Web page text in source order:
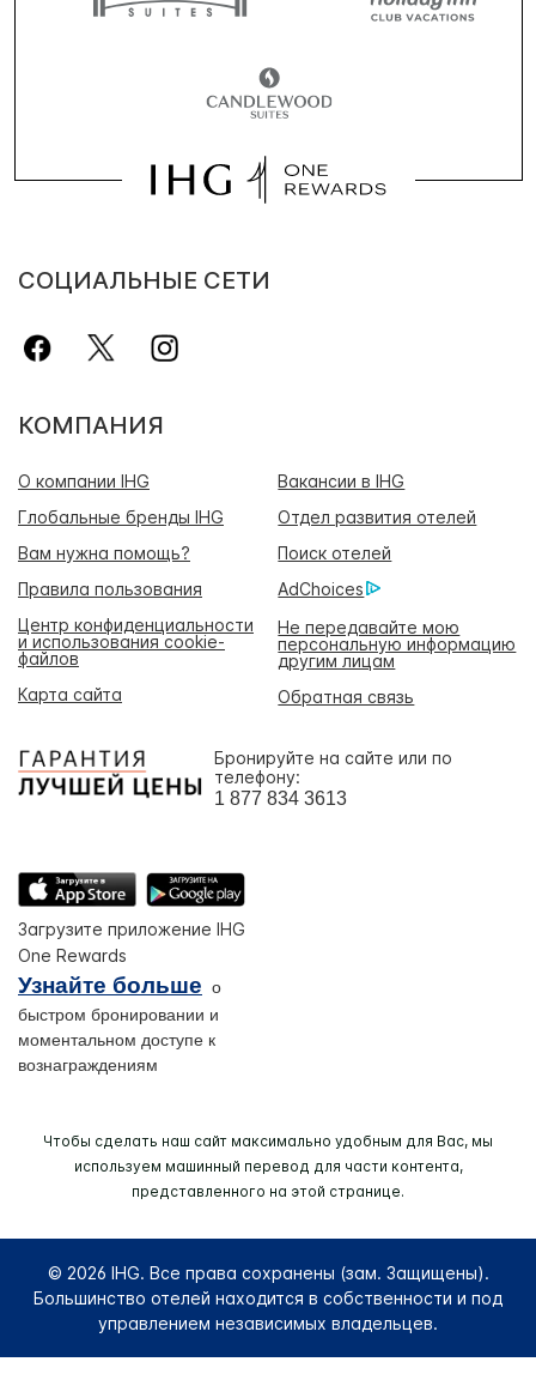
СОЦИАЛЬНЫЕ СЕТИ
КОМПАНИЯ
О компании IHG
Вакансии в IHG
Глобальные бренды IHG
Отдел развития отелей
Вам нужна помощь?
Поиск отелей
Правила пользования
AdChoices
Центр конфиденциальности
и использования cookie-
файлов
Не передавайте мою
персональную информацию
другим лицам
Карта сайта
Обратная связь
Бронируйте на сайте или по
телефону:
1 877 834 3613
Загрузите приложение IHG
One Rewards
Узнайте больше о
быстром бронировании и
моментальном доступе к
вознаграждениям
Чтобы сделать наш сайт максимально удобным для Вас, мы
используем машинный перевод для части контента,
представленного на этой странице.
© 2026 IHG. Все права сохранены (зам. Защищены).
Большинство отелей находится в собственности и под
управлением независимых владельцев.
Select